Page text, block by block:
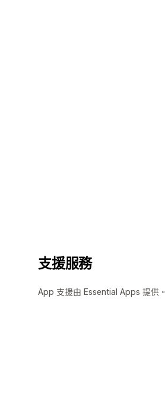
支援服務
App 支援由 Essential Apps 提供。